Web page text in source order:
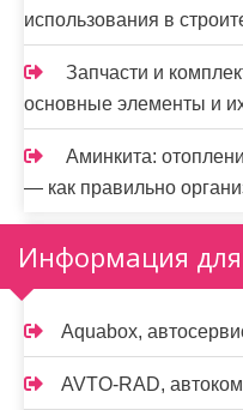
использования в
Запчасти и
основные элементы и
Аминкита:
— как правильно
Информация для
Aquabox,
AVTO-RAD,